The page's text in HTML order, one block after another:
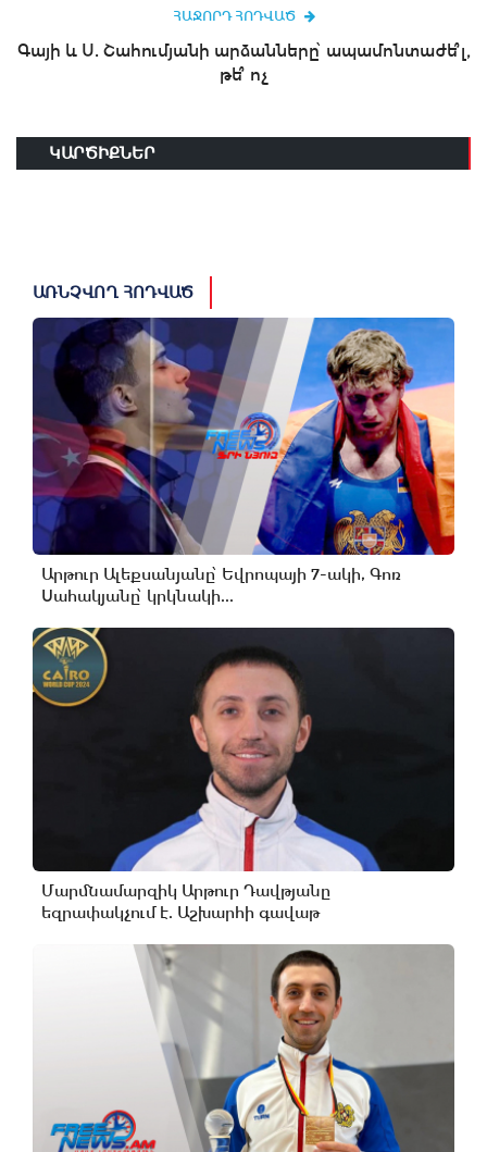
ՀԱՋՈՐԴ ՀՈԴՎԱԾ
Գայի և Ս. Շահումյանի արձանները՝ ապամոնտաժե՞լ,
թե՞ ոչ
ԿԱՐԾԻՔՆԵՐ
ԱՌՆՉՎՈՂ ՀՈԴՎԱԾ
Արթուր Ալեքսանյանը՝ Եվրոպայի 7-ակի, Գոռ
Սահակյանը՝ կրկնակի...
Մարմնամարզիկ Արթուր Դավթյանը
եզրափակչում է. Աշխարհի գավաթ